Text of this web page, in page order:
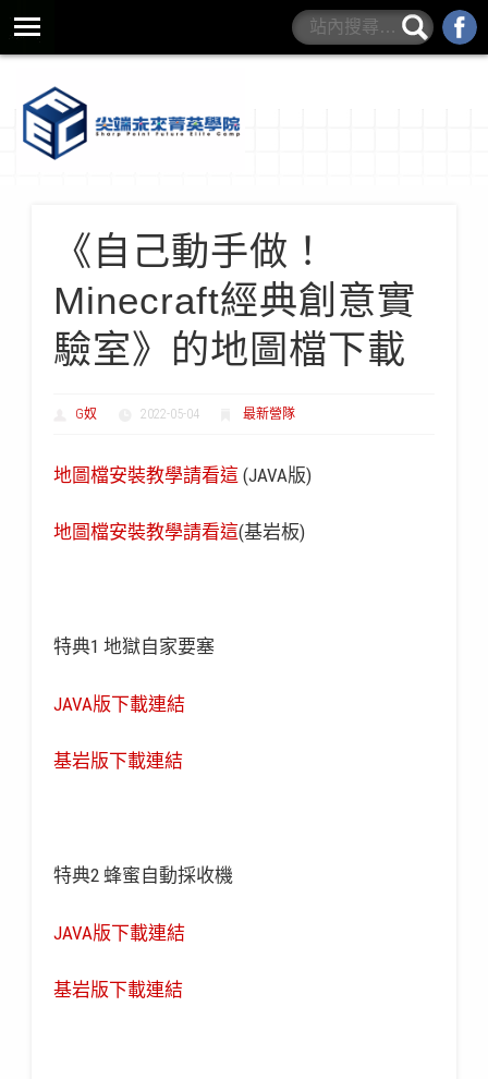
《自己動手做！
Minecraft經典創意實
驗室》的地圖檔下載
G奴 2022-05-04 最新營隊
地圖檔安裝教學請看這 (JAVA版)
地圖檔安裝教學請看這(基岩板)
特典1 地獄自家要塞
JAVA版下載連結
基岩版下載連結
特典2 蜂蜜自動採收機
JAVA版下載連結
基岩版下載連結